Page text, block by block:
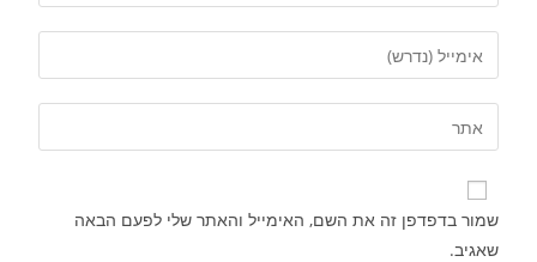
שמור בדפדפן זה את השם, האימייל והאתר שלי לפעם הבאה
שאגיב.